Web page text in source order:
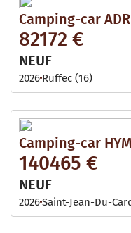
Camping-car
82172 €
NEUF
2026 Ruffec (16)
Camping-car
140465 €
NEUF
2026Saint-Jean-Du-